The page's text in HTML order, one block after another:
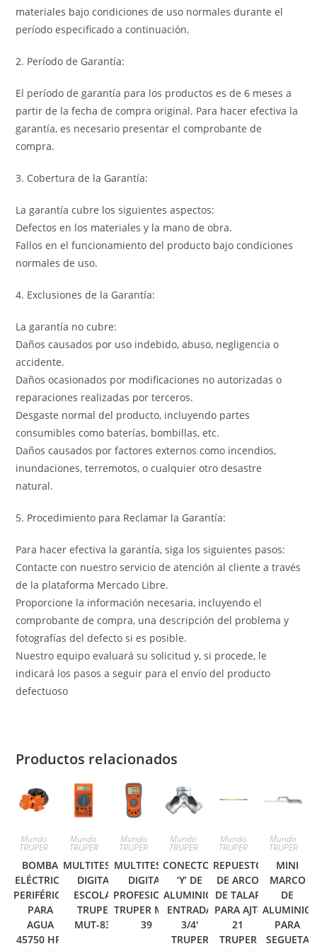
materiales bajo condiciones de uso normales durante el
período especificado a continuación.
2. Período de Garantía:
El período de garantía para los productos es de 6 meses a
partir de la fecha de compra original. Para hacer efectiva la
garantía, es necesario presentar el comprobante de
compra.
3. Cobertura de la Garantía:
La garantía cubre los siguientes aspectos:
Defectos en los materiales y la mano de obra.
Fallos en el funcionamiento del producto bajo condiciones
normales de uso.
4. Exclusiones de la Garantía:
La garantía no cubre:
Daños causados por uso indebido, abuso, negligencia o
accidente.
Daños ocasionados por modificaciones no autorizadas o
reparaciones realizadas por terceros.
Desgaste normal del producto, incluyendo partes
consumibles como baterías, bombillas, etc.
Daños causados por factores externos como incendios,
inundaciones, terremotos, o cualquier otro desastre
natural.
5. Procedimiento para Reclamar la Garantía:
Para hacer efectiva la garantía, siga los siguientes pasos:
Contacte con nuestro servicio de atención al cliente a través
de la plataforma Mercado Libre.
Proporcione la información necesaria, incluyendo el
comprobante de compra, una descripción del problema y
fotografías del defecto si es posible.
Nuestro equipo evaluará su solicitud y, si procede, le
indicará los pasos a seguir para el envío del producto
defectuoso
Productos relacionados
Mundo
TRUPER
BOMBA
ELÉCTRICA
PERIFÉRICA
PARA
AGUA
45750 HP,
Mundo
TRUPER
MULTITESTER
DIGITAL
ESCOLAR
TRUPER
MUT-830
Mundo
TRUPER
MULTITESTER
DIGITAL
PROFESIONAL
TRUPER MUT-
39
Mundo
TRUPER
CONECTOR
‘Y’ DE
ALUMINIO,
ENTRADA
3/4′
TRUPER
Mundo
TRUPER
REPUESTO
DE ARCO
DE TALAR
PARA AJT-
21
TRUPER
Mundo
TRUPER
MINI
MARCO
DE
ALUMINIO
PARA
SEGUETA